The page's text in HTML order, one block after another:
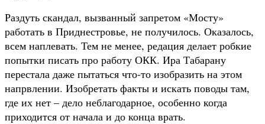
Раздуть скандал, вызванный запретом «Мосту»
работать в Приднестровье, не получилось. Оказалось,
всем наплевать. Тем не менее, редация делает робкие
попытки писать про работу ОКК. Ира Табарану
перестала даже пытаться что-то изобразить на этом
напрвлении. Изобретать факты и искать поводы там,
где их нет – дело неблагодарное, особенно когда
приходится от начала и до конца врать.